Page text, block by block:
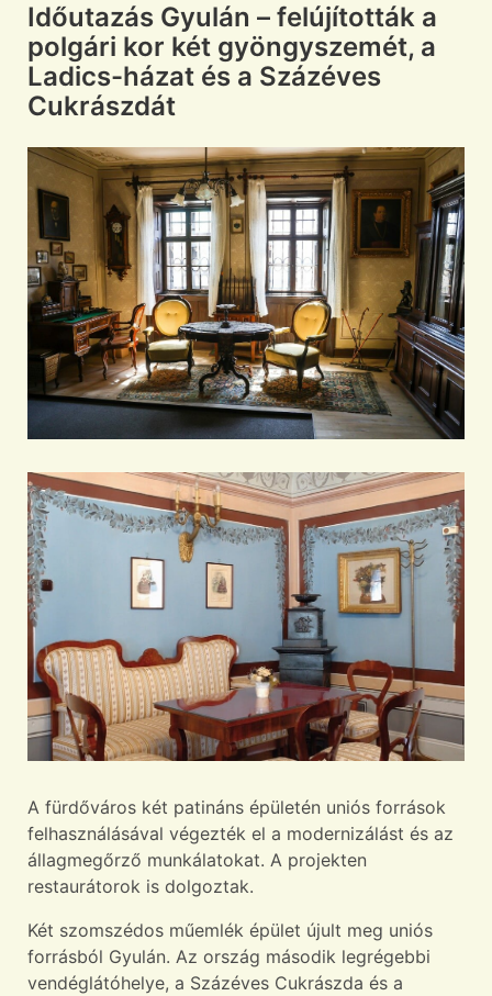
Időutazás Gyulán – felújították a
polgári kor két gyöngyszemét, a
Ladics-házat és a Százéves
Cukrászdát
A fürdőváros két patináns épületén uniós források
felhasználásával végezték el a modernizálást és az
állagmegőrző munkálatokat. A projekten
restaurátorok is dolgoztak.
Két szomszédos műemlék épület újult meg uniós
forrásból Gyulán. Az ország második legrégebbi
vendéglátóhelye, a Százéves Cukrászda és a